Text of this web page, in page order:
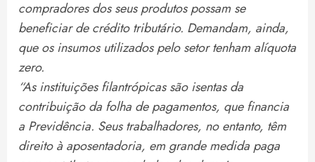
compradores dos seus produtos possam se
beneficiar de crédito tributário. Demandam, ainda,
que os insumos utilizados pelo setor tenham alíquota
zero.
“As instituições filantrópicas são isentas da
contribuição da folha de pagamentos, que financia
a Previdência. Seus trabalhadores, no entanto, têm
direito à aposentadoria, em grande medida paga